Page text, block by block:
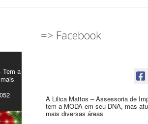
Tem a
=> Facebook
A Lilica Mattos – Assessoria de
tem a MODA em seu DNA, mas
mais diversas áreas